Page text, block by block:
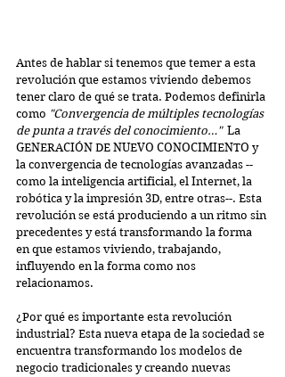
Antes de hablar si tenemos que temer a esta
revolución que estamos viviendo debemos
tener claro de qué se trata. Podemos definirla
como "Convergencia de múltiples tecnologías
de punta a través del conocimiento…"
  La
GENERACIÓN DE NUEVO CONOCIMIENTO y
la convergencia de tecnologías avanzadas --
como la inteligencia artificial, el Internet, la
robótica y la impresión 3D, entre otras--. Esta
revolución se está produciendo a un ritmo sin
precedentes y está transformando la forma
en que estamos viviendo, trabajando,
influyendo en la forma como nos
relacionamos.
¿Por qué es importante esta revolución
industrial? Esta nueva etapa de la sociedad se
encuentra transformando los modelos de
negocio tradicionales y creando nuevas